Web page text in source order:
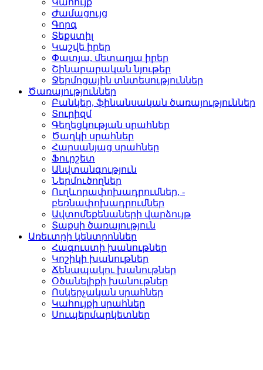
Կահույք­
Ժամացույց­
Գորգ­
Տեքստիլ­
Կաշվե իրեր­
Փատյա, մետաղյա իրեր­
Շինարարական նյութեր
Ջերմոցային տնտեսությո­ւններ
Ծառայություններ
Բանկեր, ֆինանսական ծա­ռայություններ
Տուրիզմ­
Գեղեցկության սրահներ­
Ծաղկի սրահներ­
Հարսանյաց սրահներ
Ֆուրշետ­
Անվտանգություն­
Ներմուծողներ­
Ուղևորափոխադրումներ, ­
բեռնափոխադրումներ
Ավտոմեքենաների վարձու­յթ
Տաքսի ծառայություն­
Առեւտրի կենտրոններ
Հագուստի խանութներ
Կոշիկի խանութներ­
Ճենապակու խանութներ­
Օծանելիքի խանութներ­
Ոսկերչական սրահներ­
Կահույքի սրահներ­
Սուպերմարկետներ­